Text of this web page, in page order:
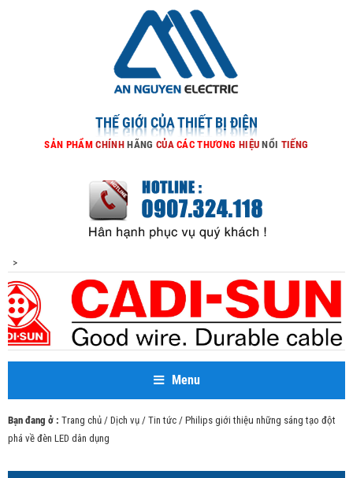
THẾ GIỚI CỦA THIẾT BỊ ĐIỆN
SẢN PHẨM CHÍNH HÃNG CỦA CÁC THƯƠNG HIỆU NỔI TIẾNG
>
Menu
Bạn đang ở : Trang chủ / Dịch vụ / Tin tức / Philips giới thiệu những sáng tạo đột
phá về đèn LED dân dụng